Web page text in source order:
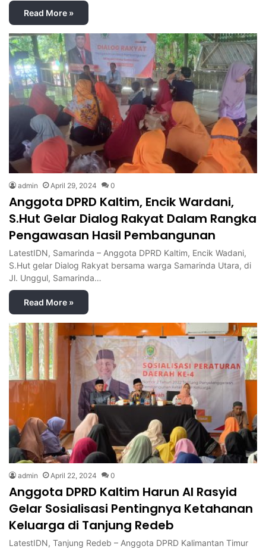
Read More »
admin April 29, 2024 0
Anggota DPRD Kaltim, Encik Wardani,
S.Hut Gelar Dialog Rakyat Dalam Rangka
Pengawasan Hasil Pembangunan
LatestIDN, Samarinda – Anggota DPRD Kaltim, Encik Wadani,
S.Hut gelar Dialog Rakyat bersama warga Samarinda Utara, di
Jl. Unggul, Samarinda…
Read More »
admin April 22, 2024 0
Anggota DPRD Kaltim Harun Al Rasyid
Gelar Sosialisasi Pentingnya Ketahanan
Keluarga di Tanjung Redeb
LatestIDN, Tanjung Redeb – Anggota DPRD Kalimantan Timur